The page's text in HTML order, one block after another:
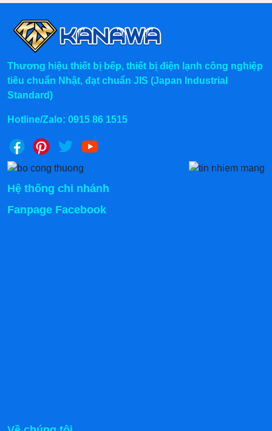
Thương hiệu thiết bị bếp, thiết bị điện lạnh công nghiệp
tiêu chuẩn Nhật, đạt chuẩn JIS (Japan Industrial
Standard)
Hotline/Zalo: 0915 86 1515
Hệ thống chi nhánh
Fanpage Facebook